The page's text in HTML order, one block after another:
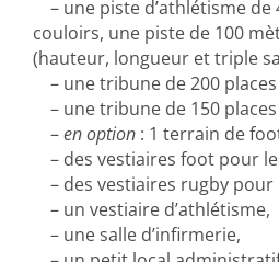
– une piste d’athlétisme
couloirs, une piste de 100
(hauteur, longueur et triple
– une tribune de 200
– une tribune de 150
–en option : 1 terrain de
– des vestiaires foot pour
– des vestiaires rugby
– un vestiaire d’athlétisme,
– une salle d’infirmerie,